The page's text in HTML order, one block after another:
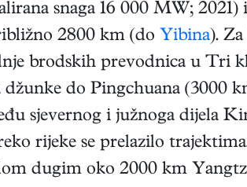
snaga 16 000 MW;
2800 km (do Yibina).
brodskih prevodnica u Tri
do Pingchuana (3000
sjevernog i južnoga dijela
rijeke se prelazilo
dugim oko 2000 km